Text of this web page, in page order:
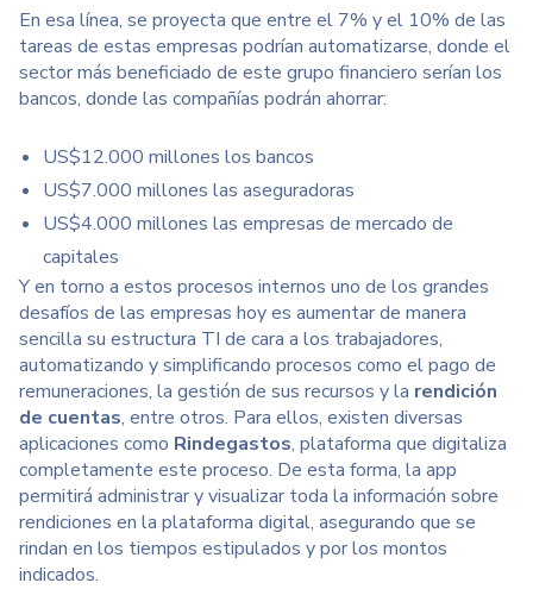
En esa línea, se proyecta que entre el 7% y el 10% de las
tareas de estas empresas podrían automatizarse, donde el
sector más beneficiado de este grupo financiero serían los
bancos, donde las compañías podrán ahorrar:
US$12.000 millones los bancos
US$7.000 millones las aseguradoras
US$4.000 millones las empresas de mercado de
capitales
Y en torno a estos procesos internos uno de los grandes
desafíos de las empresas hoy es aumentar de manera
sencilla su estructura TI de cara a los trabajadores,
automatizando y simplificando procesos como el pago de
remuneraciones, la gestión de sus recursos y la rendición
de cuentas, entre otros. Para ellos, existen diversas
aplicaciones como Rindegastos, plataforma que digitaliza
completamente este proceso. De esta forma, la app
permitirá administrar y visualizar toda la información sobre
rendiciones en la plataforma digital, asegurando que se
rindan en los tiempos estipulados y por los montos
indicados.